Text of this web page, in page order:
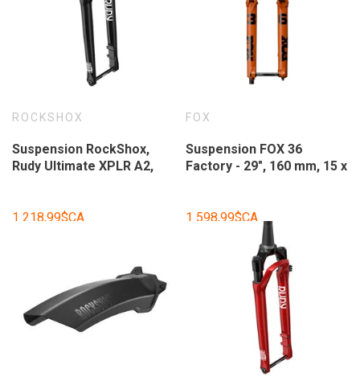
ROCKSHOX
Suspension RockShox,
Rudy Ultimate XPLR A2,
Rake: 51mm, Noir.
1 218,99$CA
FOX
Suspension FOX 36
Factory - 29", 160 mm, 15 x
58HT, Shiny Orange
1 598,99$CA